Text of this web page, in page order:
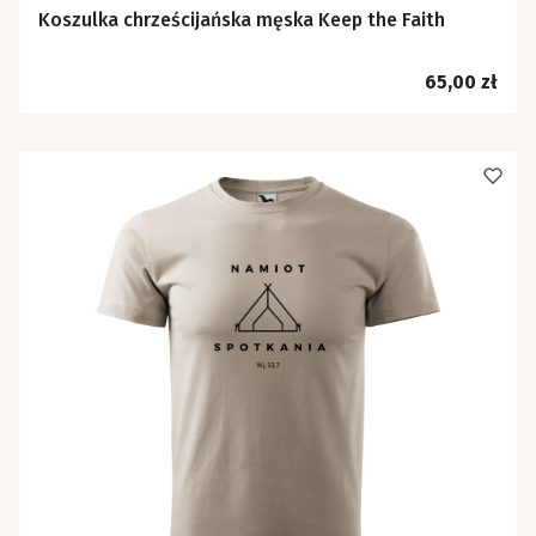
Koszulka chrześcijańska męska Keep the Faith
Cena
65,00 zł